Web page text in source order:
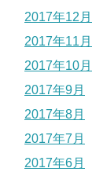
2017年12月
2017年11月
2017年10月
2017年9月
2017年8月
2017年7月
2017年6月